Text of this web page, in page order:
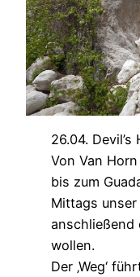
26.04.
Von Van
bis zum
Mittags
anschließend
wollen.
Der ‚Weg‘